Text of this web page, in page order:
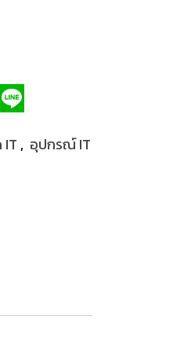
IT , อุปกรณ์ IT